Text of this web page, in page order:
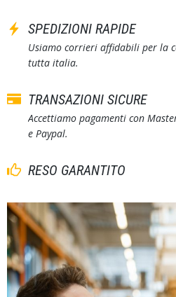
SPEDIZIONI RAPIDE
Usiamo corrieri affidabili per la
tutta italia.
TRANSAZIONI SICURE
Accettiamo pagamenti con
e Paypal.
RESO GARANTITO